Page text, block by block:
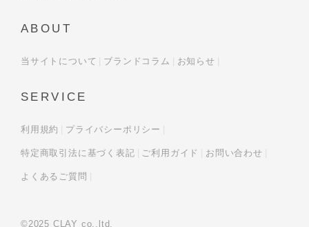
ABOUT
当サイトについて ブランドコラム お知らせ
SERVICE
利用規約 プライバシーポリシー
特定商取引法に基づく表記 ご利用ガイド お問い合わせ
よくあるご質問
©2025 CLAY co.,ltd.